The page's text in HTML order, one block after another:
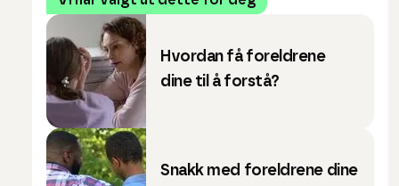
Hvordan få foreldrene
dine til å forstå?
Snakk med foreldrene dine